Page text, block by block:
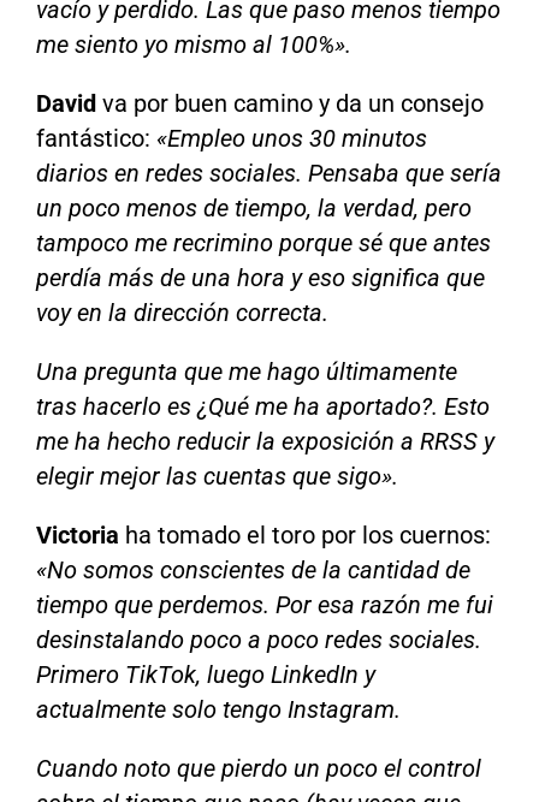
vacío y perdido. Las que paso menos tiempo
me siento yo mismo al 100%».
Davidva por buen camino y da un consejo
fantástico: «Empleo unos 30 minutos
diarios en redes sociales. Pensaba que sería
un poco menos de tiempo, la verdad, pero
tampoco me recrimino porque sé que antes
perdía más de una hora y eso significa que
voy en la dirección correcta.
Una pregunta que me hago últimamente
tras hacerlo es ¿Qué me ha aportado?. Esto
me ha hecho reducir la exposición a RRSS y
elegir mejor las cuentas que sigo».
Victoria ha tomado el toro por los cuernos:
«No somos conscientes de la cantidad de
tiempo que perdemos. Por esa razón me fui
desinstalando poco a poco redes sociales.
Primero TikTok, luego LinkedIn y
actualmente solo tengo Instagram.
Cuando noto que pierdo un poco el control